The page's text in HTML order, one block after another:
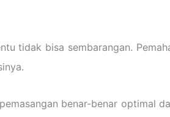
tidak bisa sembarangan.
benar-benar optimal